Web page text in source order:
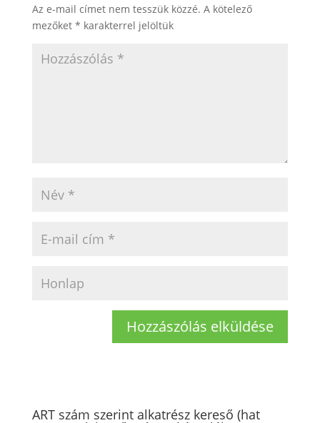
Az e-mail címet nem tesszük közzé. A kötelező
mezőket * karakterrel jelöltük
ART szám szerint alkatrész kereső (hat